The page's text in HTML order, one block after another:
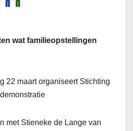
wat familieopstellingen
22 maart organiseert Stichting
met Stieneke de Lange van